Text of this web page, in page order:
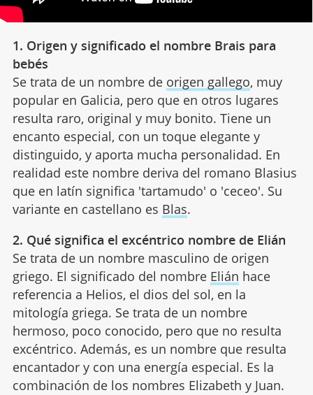
1. Origen y significado el nombre Brais para
bebés
Se trata de un nombre de origen gallego, muy
popular en Galicia, pero que en otros lugares
resulta raro, original y muy bonito. Tiene un
encanto especial, con un toque elegante y
distinguido, y aporta mucha personalidad. En
realidad este nombre deriva del romano Blasius
que en latín significa 'tartamudo' o 'ceceo'. Su
variante en castellano es Blas.
2. Qué significa el excéntrico nombre de Elián
Se trata de un nombre masculino de origen
griego. El significado del nombre Elián hace
referencia a Helios, el dios del sol, en la
mitología griega. Se trata de un nombre
hermoso, poco conocido, pero que no resulta
excéntrico. Además, es un nombre que resulta
encantador y con una energía especial. Es la
combinación de los nombres Elizabeth y Juan.